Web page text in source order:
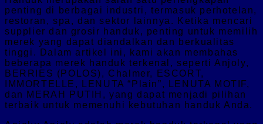
penting di berbagai industri, termasuk perhotelan,
restoran, spa, dan sektor lainnya. Ketika mencari
supplier dan grosir handuk, penting untuk memilih
merek yang dapat diandalkan dan berkualitas
tinggi. Dalam artikel ini, kami akan membahas
beberapa merek handuk terkenal, seperti Anjoly,
BERRIES (POLOS), Chalmer, ESCORT,
IMMORTELLE, LENUTA “Plain”, LENUTA MOTIF,
dan MERAH PUTIH, yang dapat menjadi pilihan
terbaik untuk memenuhi kebutuhan handuk Anda.